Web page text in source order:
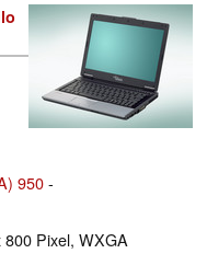
950-
Pixel, WXGA